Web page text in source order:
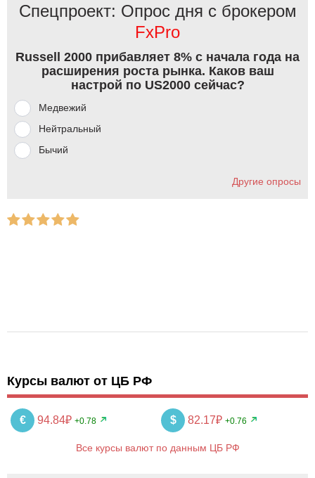
Спецпроект: Опрос дня с брокером
FxPro
Russell 2000 прибавляет 8% с начала года на
расширения роста рынка. Каков ваш
настрой по US2000 сейчас?
Медвежий
Нейтральный
Бычий
Другие опросы
Курсы валют от ЦБ РФ
€ 94.84₽ +0.78 $ 82.17₽ +0.76
Все курсы валют по данным ЦБ РФ